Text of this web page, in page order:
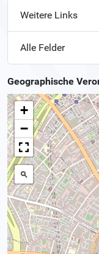
Weitere Links
Alle Felder
Geographische
+
−